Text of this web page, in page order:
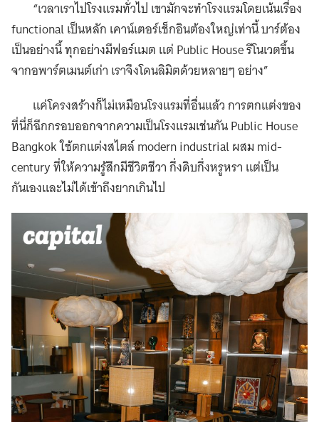
“เวลาเราไปโรงแรมทั่วไป เขามักจะทำโรงแรมโดยเน้นเรื่อง
functional เป็นหลัก เคาน์เตอร์เช็กอินต้องใหญ่เท่านี้ บาร์ต้อง
เป็นอย่างนี้ ทุกอย่างมีฟอร์แมต แต่ Public House รีโนเวตขึ้น
จากอพาร์ตเมนต์เก่า เราจึงโดนลิมิตด้วยหลายๆ อย่าง”
แค่โครงสร้างก็ไม่เหมือนโรงแรมที่อื่นแล้ว การตกแต่งของ
ที่นี่ก็ฉีกกรอบออกจากความเป็นโรงแรมเช่นกัน Public House
Bangkok ใช้ตกแต่งสไตล์ modern industrial ผสม mid-
century ที่ให้ความรู้สึกมีชีวิตชีวา กึ่งดิบกึ่งหรูหรา แต่เป็น
กันเองและไม่ได้เข้าถึงยากเกินไป